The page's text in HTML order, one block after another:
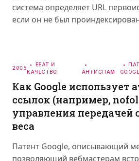
система определяет URL
если он не был
2005
EEAT И
КАЧЕСТВО
АНТИСПАМ
Как Google использует
ссылок (например,
управления передачей
веса
Патент Google, описывающий
позволяющий вебмастерам